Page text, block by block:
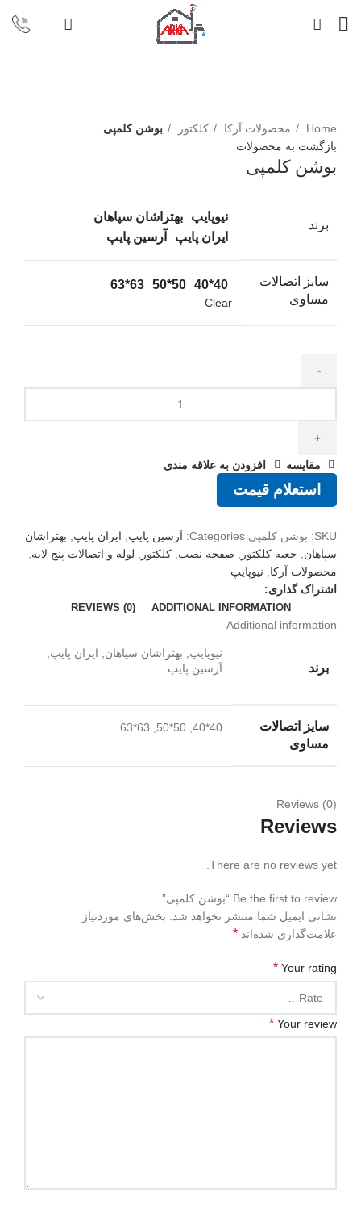
Home
محصولات آرکا کلکتور
بوشن کلمپی
بازگشت به محصولات
بوشن کلمپی
برند
نیوپایپ
بهتراشان سپاهان
ایران پایپ
آرسین پایپ
سایز اتصالات
مساوی
40*40
50*50
63*63
Clear
مقايسه افزودن به علاقه مندی
استعلام قیمت
SKU: بوشن کلمپی Categories: آرسین پایپ ایران پایپ
بهتراشان
سپاهان
جعبه کلکتور صفحه نصب کلکتور لوله و اتصالات پنج لایه
محصولات آرکا
نیوپایپ
اشتراک گذاری:
ADDITIONAL INFORMATION
REVIEWS (0)
Additional information
برند
نیوپایپ, بهتراشان سپاهان, ایران پایپ,
آرسین پایپ
سایز اتصالات
مساوی
40*40, 50*50, 63*63
Reviews (0)
Reviews
There are no reviews yet.
Be the first to review “بوشن کلمپی”
نشانی ایمیل شما منتشر نخواهد شد.
بخش‌های موردنیاز
علامت‌گذاری شده‌اند *
Your rating
*
Your review
*